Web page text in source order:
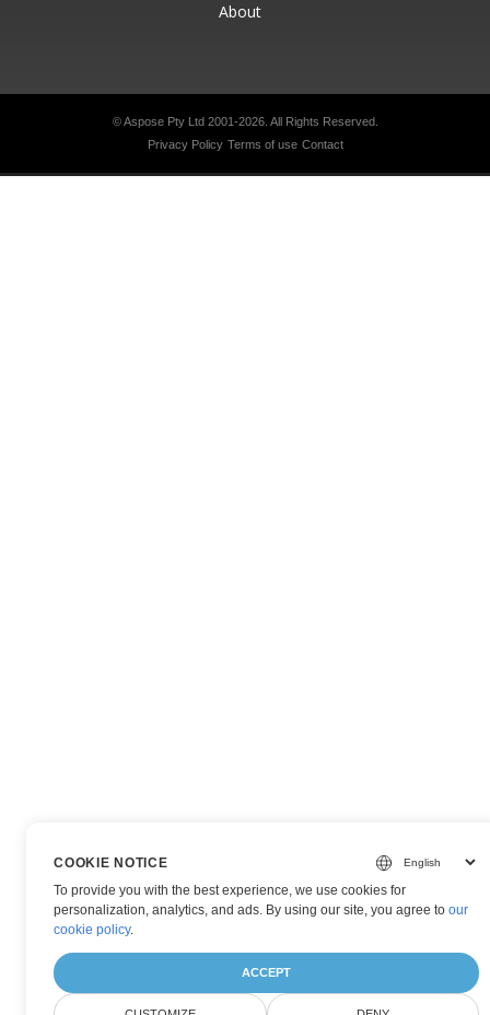
About
© Aspose Pty Ltd 2001-2026. All Rights Reserved.
Privacy Policy Terms of use Contact
COOKIE NOTICE
To provide you with the best experience, we use cookies for
personalization, analytics, and ads. By using our site, you agree toour
cookie policy.
ACCEPT